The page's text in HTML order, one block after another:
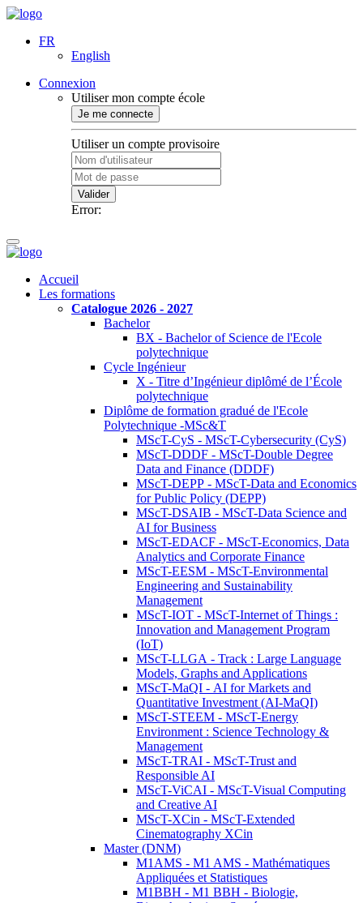
FR
English
Connexion
Utiliser mon compte école
Je me connecte
Utiliser un compte provisoire
Valider
Error:
Accueil
Les formations
Catalogue 2026 - 2027
Bachelor
BX - Bachelor of Science de l'Ecole
polytechnique
Cycle Ingénieur
X - Titre d’Ingénieur diplômé de l’École
polytechnique
Diplôme de formation gradué de l'Ecole
Polytechnique -MSc&T
MScT-CyS - MScT-Cybersecurity (CyS)
MScT-DDDF - MScT-Double Degree
Data and Finance (DDDF)
MScT-DEPP - MScT-Data and Economics
for Public Policy (DEPP)
MScT-DSAIB - MScT-Data Science and
AI for Business
MScT-EDACF - MScT-Economics, Data
Analytics and Corporate Finance
MScT-EESM - MScT-Environmental
Engineering and Sustainability
Management
MScT-IOT - MScT-Internet of Things :
Innovation and Management Program
(IoT)
MScT-LLGA - Track : Large Language
Models, Graphs and Applications
MScT-MaQI - AI for Markets and
Quantitative Investment (AI-MaQI)
MScT-STEEM - MScT-Energy
Environment : Science Technology &
Management
MScT-TRAI - MScT-Trust and
Responsible AI
MScT-ViCAI - MScT-Visual Computing
and Creative AI
MScT-XCin - MScT-Extended
Cinematography XCin
Master (DNM)
M1AMS - M1 AMS - Mathématiques
Appliquées et Statistiques
M1BBH - M1 BBH - Biologie,